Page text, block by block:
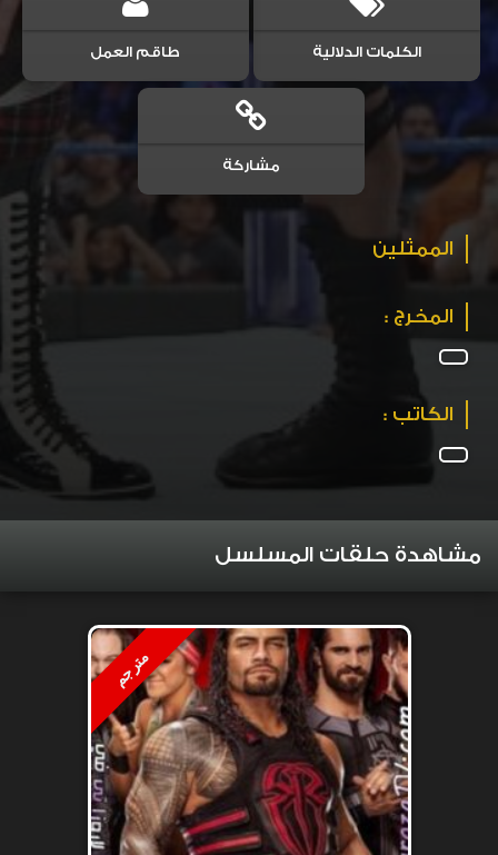
الكلمات الدلالية طاقم العمل
مشاركة
الممثلين
المخرج :
الكاتب :
مشاهدة حلقات المسلسل
مترجم